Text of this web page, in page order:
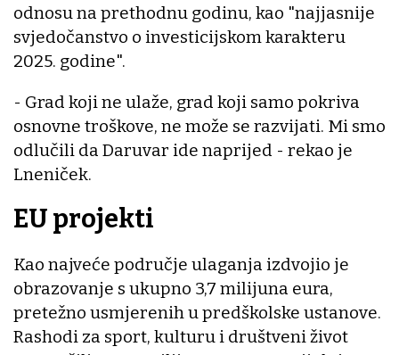
odnosu na prethodnu godinu, kao "najjasnije
svjedočanstvo o investicijskom karakteru
2025. godine".
- Grad koji ne ulaže, grad koji samo pokriva
osnovne troškove, ne može se razvijati. Mi smo
odlučili da Daruvar ide naprijed - rekao je
Lneniček.
EU projekti
Kao najveće područje ulaganja izdvojio je
obrazovanje s ukupno 3,7 milijuna eura,
pretežno usmjerenih u predškolske ustanove.
Rashodi za sport, kulturu i društveni život